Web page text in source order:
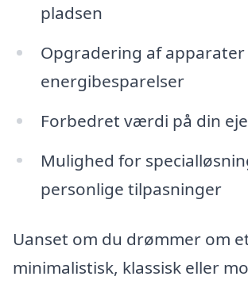
pladsen
Opgradering af apparater
energibesparelser
Forbedret værdi på din
Mulighed for
personlige tilpasninger
Uanset om du drømmer om
minimalistisk, klassisk eller